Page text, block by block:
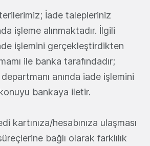
İade talepleriniz
işleme alınmaktadır. İlgili
işlemini gerçekleştirdikten
ile banka tarafındadır;
anında iade işlemini
bankaya iletir.
kartınıza/hesabınıza ulaşması
bağlı olarak farklılık